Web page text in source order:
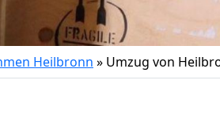
Heilbronn » Umzug von